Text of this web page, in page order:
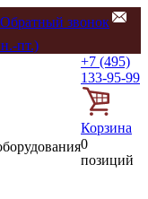
Обратный звонок
пт.)
+7 (495)
133-95-99
Корзина
0
позиций